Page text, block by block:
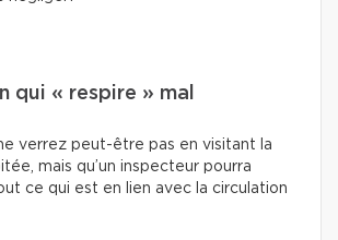
qui « respire » mal
verrez peut-être pas en visitant la
mais qu’un inspecteur pourra
ce qui est en lien avec la circulation